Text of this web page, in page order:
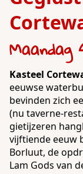
Maandag
Kasteel
eeuwse
bevinden zich
(nu taverne-
gietijzeren
vijftiende eeuw
Borluut, de
Lam Gods van